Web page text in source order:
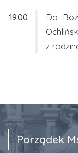
19.00
Do
z
Porządek